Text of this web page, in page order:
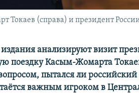
Токаев (справа) и президент
анализируют визит
поездку Касым-Жомарта
пытался ли
важным игроком в